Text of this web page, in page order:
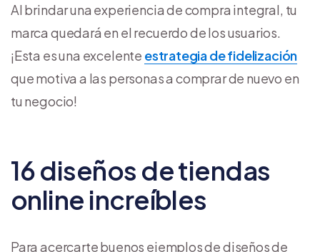
Al brindar una experiencia de compra integral, tu
marca quedará en el recuerdo de los usuarios.
¡Esta es una excelente estrategia de fidelización
que motiva a las personas a comprar de nuevo en
tu negocio!
16 diseños de tiendas
online increíbles
Para acercarte buenos ejemplos de diseños de